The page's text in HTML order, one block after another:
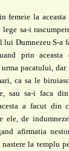
femeie la
lege sa-i
lui Dumnezeu S-a
prin
pacatului, dar
ca sa le
sausa-i faca
a facut din
ele, de
afirmatia
la templu